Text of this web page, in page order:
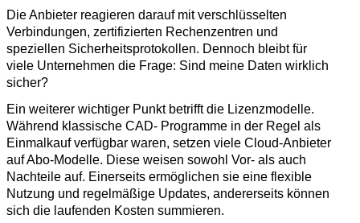
Die Anbieter reagieren darauf mit verschlüsselten
Verbindungen, zertifizierten Rechenzentren und
speziellen Sicherheitsprotokollen. Dennoch bleibt für
viele Unternehmen die Frage: Sind meine Daten wirklich
sicher?
Ein weiterer wichtiger Punkt betrifft die Lizenzmodelle.
Während klassische CAD- Programme in der Regel als
Einmalkauf verfügbar waren, setzen viele Cloud-Anbieter
auf Abo-Modelle. Diese weisen sowohl Vor- als auch
Nachteile auf. Einerseits ermöglichen sie eine flexible
Nutzung und regelmäßige Updates, andererseits können
sich die laufenden Kosten summieren.